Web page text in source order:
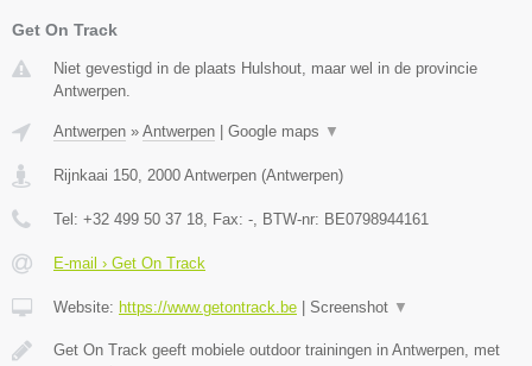
Get On Track
Niet gevestigd in de plaats Hulshout, maar wel in de provincie
Antwerpen.
Antwerpen » Antwerpen | Google maps ▼
Rijnkaai 150 2000 Antwerpen (Antwerpen)
Tel: +32 499 50 37 18 , Fax: - , BTW-nr: BE0798944161
E-mail › Get On Track
Website: https://www.getontrack.be | Screenshot ▼
Get On Track geeft mobiele outdoor trainingen in Antwerpen, met